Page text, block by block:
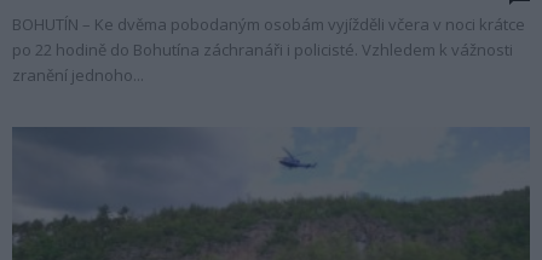
BOHUTÍN – Ke dvěma pobodaným osobám vyjížděli včera v noci krátce
po 22 hodině do Bohutína záchranáři i policisté. Vzhledem k vážnosti
zranění jednoho...